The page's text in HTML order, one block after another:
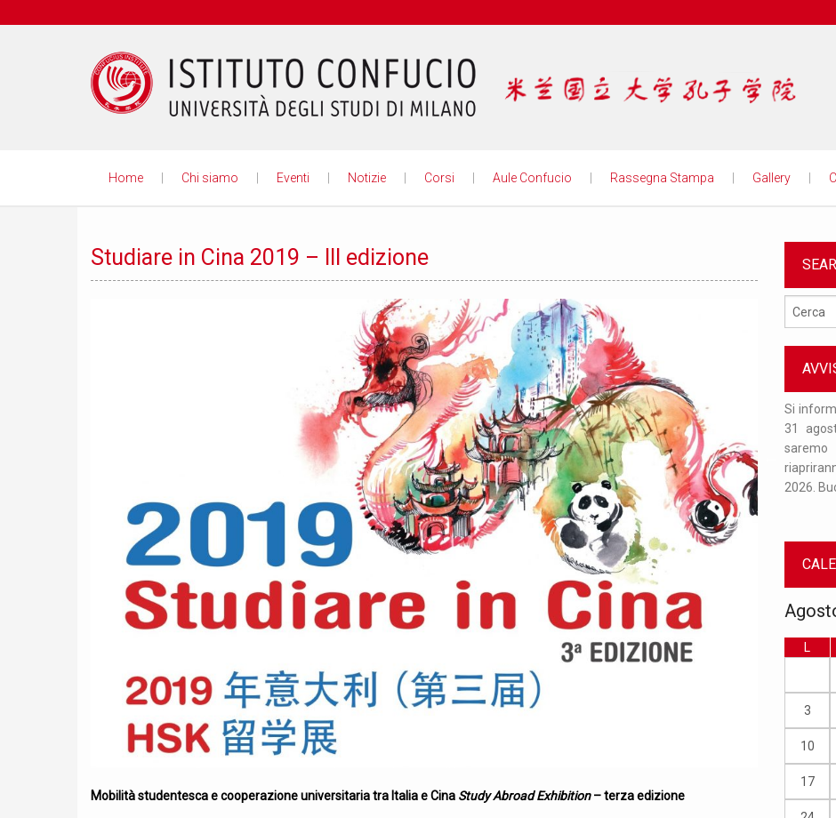
Home Chi siamo Eventi Notizie Corsi Aule Confucio Rassegna Stampa Gallery
Studiare in Cina 2019 – III edizione
Mobilità studentesca e cooperazione universitaria tra Italia e Cina Study Abroad Exhibition– terza edizione
Si informa che i nostri uffici saranno chiusi dal 18 luglio al
31 agosto per le vacanze estive. Dal 20 al 24 luglio
saremo comunque operativi tramite email. Gli uffici
riapriranno regolarmente a partire dal 1° settembre
Orario di apertura uffici: dal lunedì al venerdì dalle 10 alle
15. Per recarsi presso gli uffici è necessario prendere
appuntamento mandando una mail a
info.confucio@unimi.it o telefonando al numero
02/50321675.
Si
31
saremo
2026.
L
3
10
17